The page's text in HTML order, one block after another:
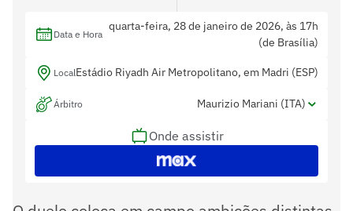
Data e Hora
quarta-feira, 28 de janeiro de 2026, às 17h
(de Brasília)
LocalEstádio Riyadh Air Metropolitano, em Madri (ESP)
Árbitro Maurizio Mariani (ITA)
Assistentes
Daniele Bindoni (ITA) e Alberto Tegoni
(ITA)
Onde assistir